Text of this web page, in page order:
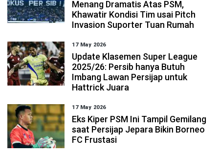
Menang Dramatis Atas PSM,
Khawatir Kondisi Tim usai Pitch
Invasion Suporter Tuan Rumah
17 May 2026
Update Klasemen Super League
2025/26: Persib hanya Butuh
Imbang Lawan Persijap untuk
Hattrick Juara
17 May 2026
Eks Kiper PSM Ini Tampil Gemilang
saat Persijap Jepara Bikin Borneo
FC Frustasi